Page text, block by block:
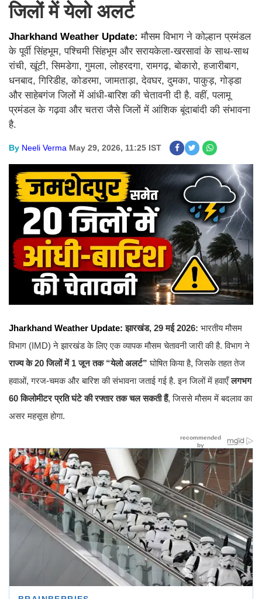
जिलों में येलो अलर्ट
Jharkhand Weather Update:मौसम विभाग ने कोल्हान प्रमंडल
के पूर्वी सिंहभूम, पश्चिमी सिंहभूम और सरायकेला-खरसावां के साथ-साथ
रांची, खूंटी, सिमडेगा, गुमला, लोहरदगा, रामगढ़, बोकारो, हजारीबाग,
धनबाद, गिरिडीह, कोडरमा, जामताड़ा, देवघर, दुमका, पाकुड़, गोड्डा
और साहेबगंज जिलों में आंधी-बारिश की चेतावनी दी है. वहीं, पलामू
प्रमंडल के गढ़वा और चतरा जैसे जिलों में आंशिक बूंदाबांदी की संभावना
है.
By Neeli Verma May 29, 2026, 11:25 IST
Jharkhand Weather Update: झारखंड, 29 मई 2026: भारतीय मौसम
विभाग (IMD) ने झारखंड के लिए एक व्यापक मौसम चेतावनी जारी की है. विभाग ने
राज्य के 20 जिलों में 1 जून तक “येलो अलर्ट” घोषित किया है, जिसके तहत तेज
हवाओं, गरज-चमक और बारिश की संभावना जताई गई है. इन जिलों में हवाएँलगभग
60 किलोमीटर प्रति घंटे की रफ्तार तक चल सकती हैं, जिससे मौसम में बदलाव का
असर महसूस होगा.